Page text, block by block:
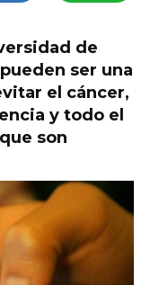
de
ser una
el cáncer,
y todo el
son